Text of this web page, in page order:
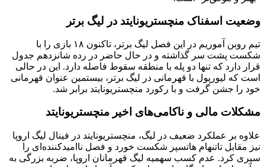
وضعیت اسفناک منچستریونایتد در لیگ برتر
تیم روبن آموریم در این فصل لیگ برتر، تاکنون ۱۸ بازی را با
شکست پشت سر گذاشته و در حال حاضر در رده شانزدهم جدول
قرار دارد که تنها دو پله با منطقه سقوط فاصله دارد. این در حالی
است که لیورپول با قهرمانی در لیگ برتر، بیستمین عنوان قهرمانی
خود را جشن گرفت و با رکورد منچستریونایتد برابر شد.
مشکلات مالی و ناکامی‌های اخیر منچستریونایتد
علاوه بر عملکرد ضعیف در لیگ، منچستریونایتد در فینال لیگ اروپا
نیز مقابل تاتنهام هاتسپر شکست خورد و فصل ناامیدکننده‌ای را
سپری کرد. عدم کسب سهمیه لیگ قهرمانان اروپا، ضربه بزرگی به